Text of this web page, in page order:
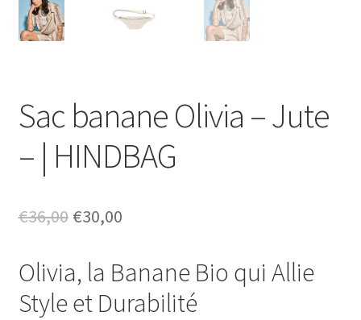
Sac banane Olivia – Jute
– | HINDBAG
€36,00 Le
initial
était :
€30,00Le
actuel
est :
Olivia, la Banane Bio qui Allie
Style et Durabilité